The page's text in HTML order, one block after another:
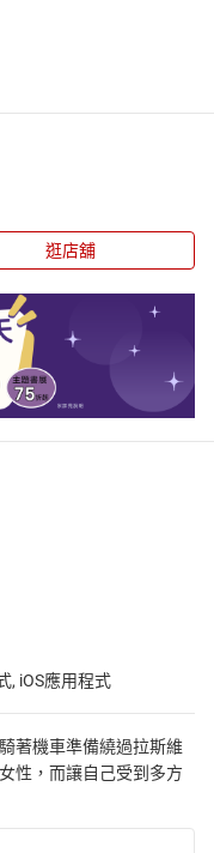
逛店舖
, iOS應用程式
著機車準備繞過拉斯維
性，而讓自己受到多方